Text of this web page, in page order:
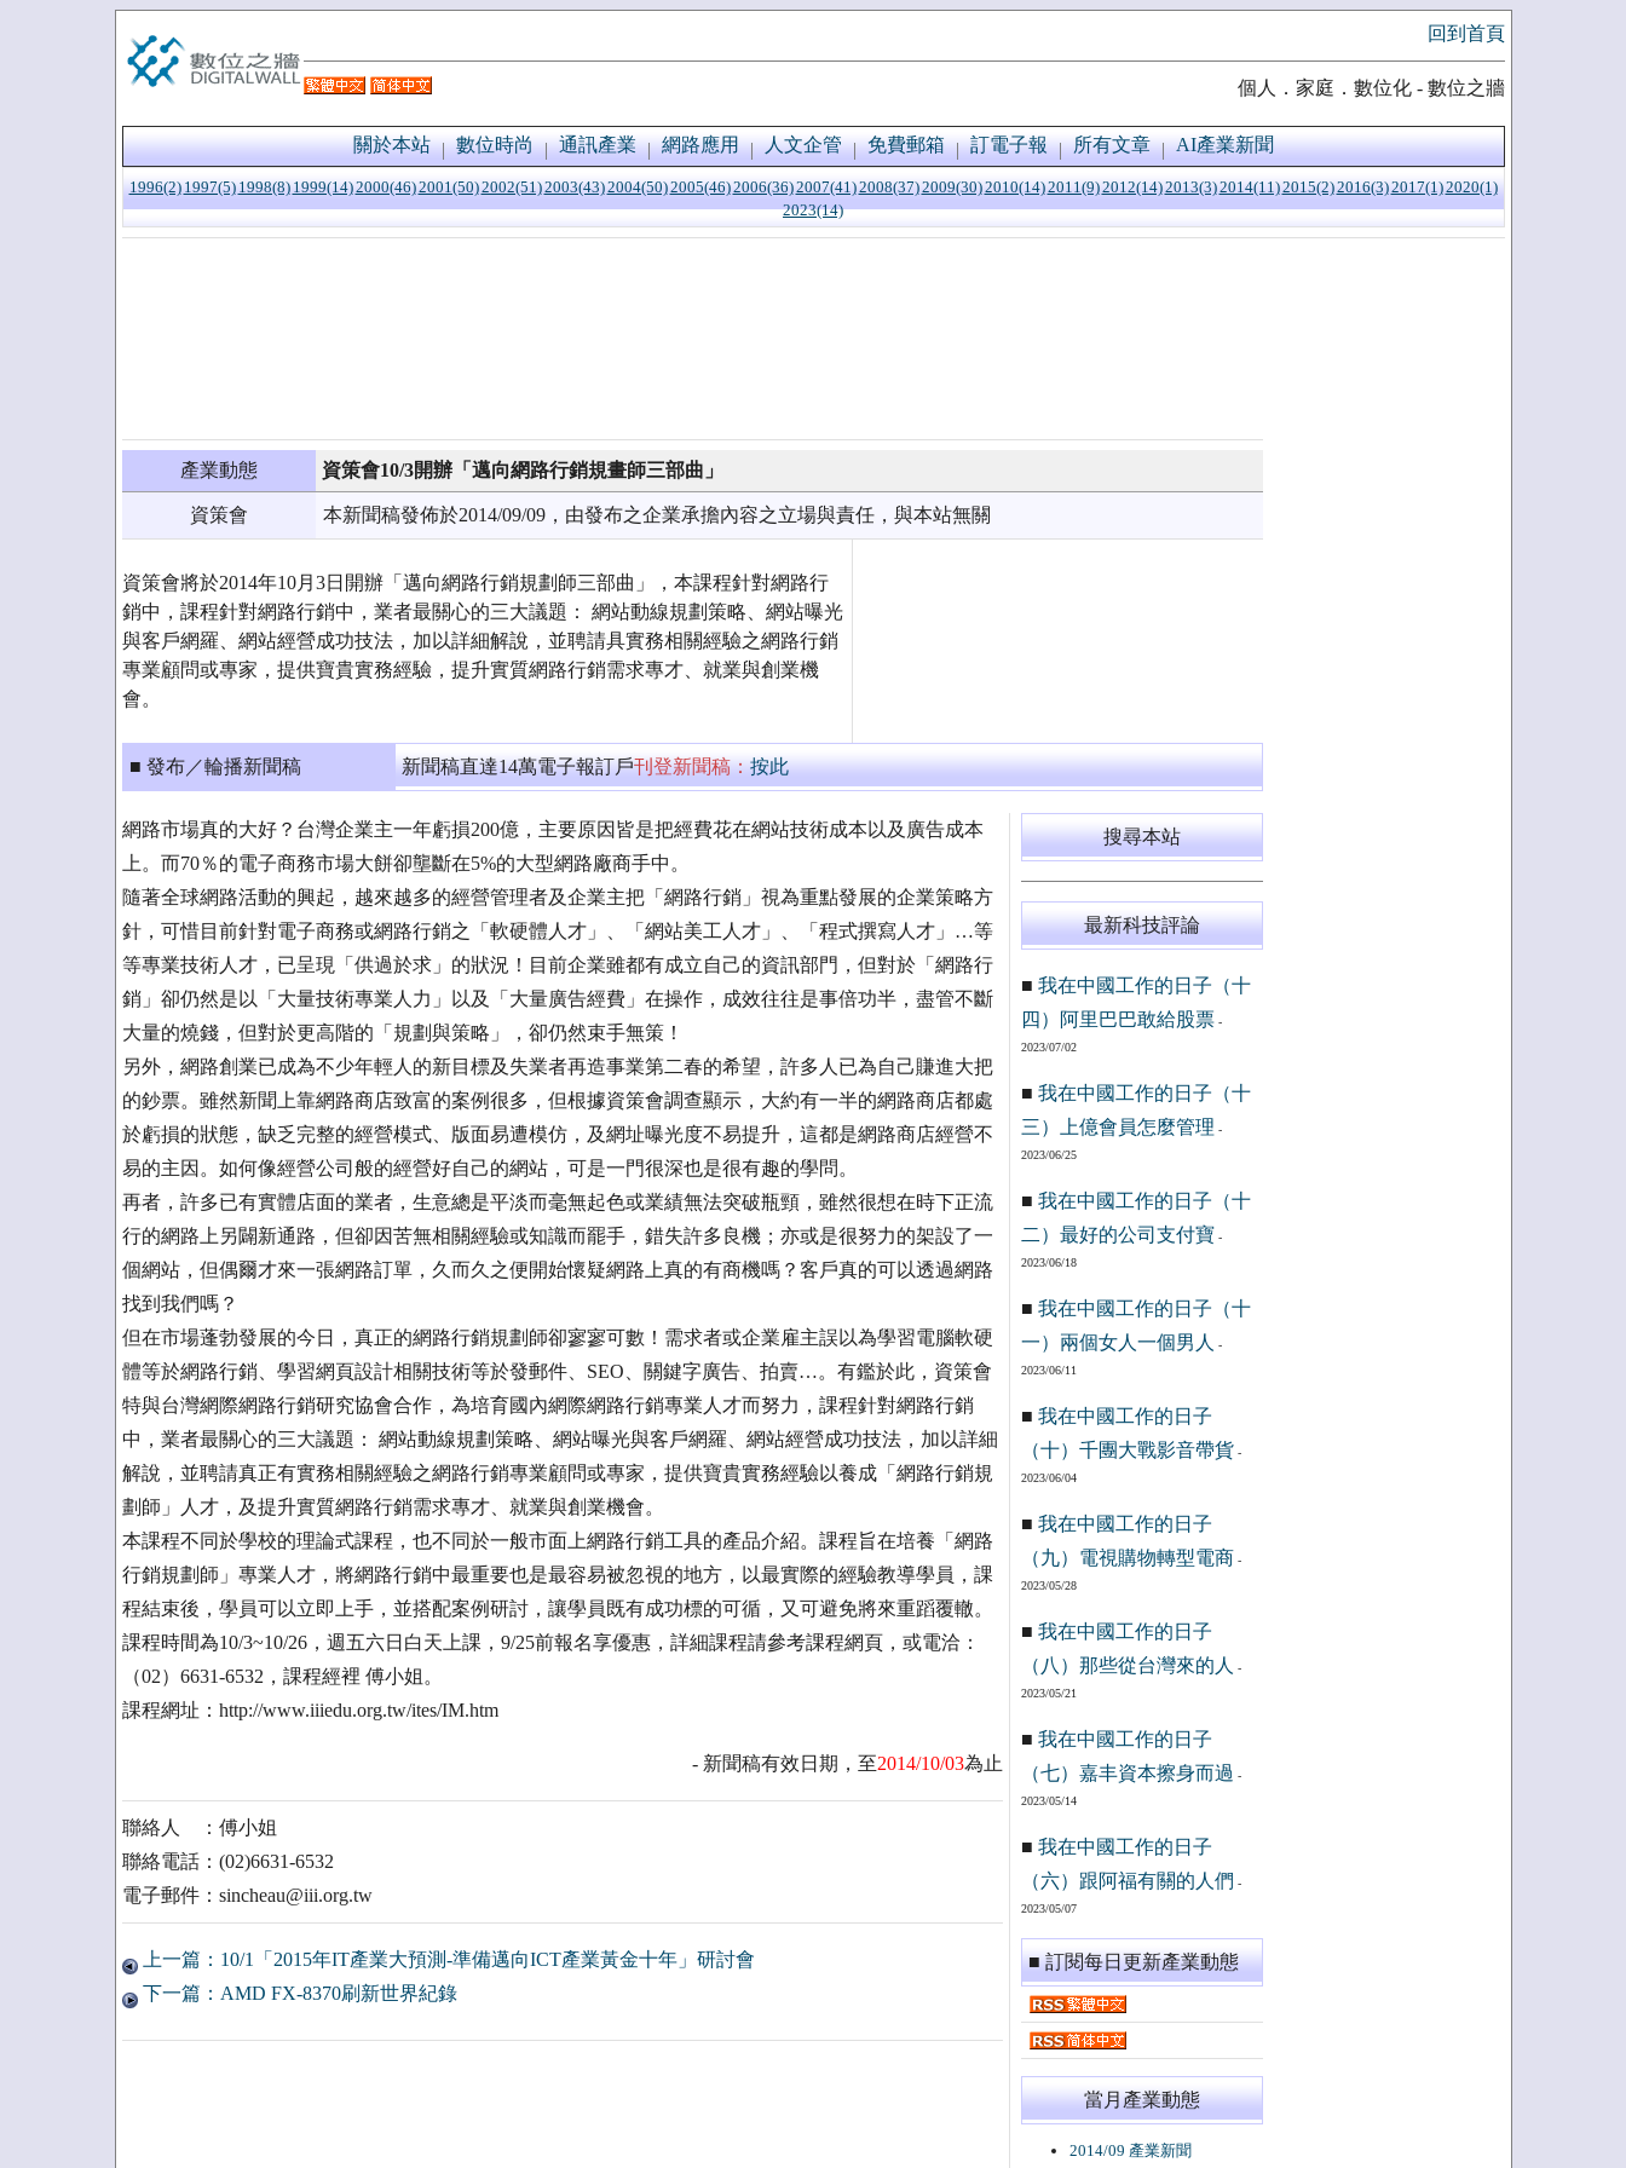
回到首頁
個人．家庭．數位化 - 數位之牆
關於本站 數位時尚 通訊產業 網路應用 人文企管 免費郵箱 訂電子報 所有文章 AI產業新聞
1996(2) 1997(5) 1998(8) 1999(14)2000(46)2001(50)2002(51)2003(43)2004(50)2005(46)2006(36)2007(41)2008(37)2009(30)2010(14)2011(9)2012(14)2013(3)2014(11)2015(2)2016(3)2017(1)2020(1)
2023(14)
產業動態 資策會10/3開辦「邁向網路行銷規畫師三部曲」
資策會 本新聞稿發佈於2014/09/09，由發布之企業承擔內容之立場與責任，與本站無關
資策會將於2014年10月3日開辦「邁向網路行銷規劃師三部曲」，本課程針對網路行
銷中，課程針對網路行銷中，業者最關心的三大議題： 網站動線規劃策略、網站曝光
與客戶網羅、網站經營成功技法，加以詳細解說，並聘請具實務相關經驗之網路行銷
專業顧問或專家，提供寶貴實務經驗，提升實質網路行銷需求專才、就業與創業機
會。
■ 發布／輪播新聞稿 新聞稿直達14萬電子報訂戶刊登新聞稿：按此
網路市場真的大好？台灣企業主一年虧損200億，主要原因皆是把經費花在網站技術成本以及廣告成本
上。而70％的電子商務市場大餅卻壟斷在5%的大型網路廠商手中。
隨著全球網路活動的興起，越來越多的經營管理者及企業主把「網路行銷」視為重點發展的企業策略方
針，可惜目前針對電子商務或網路行銷之「軟硬體人才」、「網站美工人才」、「程式撰寫人才」…等
等專業技術人才，已呈現「供過於求」的狀況！目前企業雖都有成立自己的資訊部門，但對於「網路行
銷」卻仍然是以「大量技術專業人力」以及「大量廣告經費」在操作，成效往往是事倍功半，盡管不斷
大量的燒錢，但對於更高階的「規劃與策略」，卻仍然束手無策！
另外，網路創業已成為不少年輕人的新目標及失業者再造事業第二春的希望，許多人已為自己賺進大把
的鈔票。雖然新聞上靠網路商店致富的案例很多，但根據資策會調查顯示，大約有一半的網路商店都處
於虧損的狀態，缺乏完整的經營模式、版面易遭模仿，及網址曝光度不易提升，這都是網路商店經營不
易的主因。如何像經營公司般的經營好自己的網站，可是一門很深也是很有趣的學問。
再者，許多已有實體店面的業者，生意總是平淡而毫無起色或業績無法突破瓶頸，雖然很想在時下正流
行的網路上另闢新通路，但卻因苦無相關經驗或知識而罷手，錯失許多良機；亦或是很努力的架設了一
個網站，但偶爾才來一張網路訂單，久而久之便開始懷疑網路上真的有商機嗎？客戶真的可以透過網路
找到我們嗎？
但在市場蓬勃發展的今日，真正的網路行銷規劃師卻寥寥可數！需求者或企業雇主誤以為學習電腦軟硬
體等於網路行銷、學習網頁設計相關技術等於發郵件、SEO、關鍵字廣告、拍賣…。有鑑於此，資策會
特與台灣網際網路行銷研究協會合作，為培育國內網際網路行銷專業人才而努力，課程針對網路行銷
中，業者最關心的三大議題： 網站動線規劃策略、網站曝光與客戶網羅、網站經營成功技法，加以詳細
解說，並聘請真正有實務相關經驗之網路行銷專業顧問或專家，提供寶貴實務經驗以養成「網路行銷規
劃師」人才，及提升實質網路行銷需求專才、就業與創業機會。
本課程不同於學校的理論式課程，也不同於一般市面上網路行銷工具的產品介紹。課程旨在培養「網路
行銷規劃師」專業人才，將網路行銷中最重要也是最容易被忽視的地方，以最實際的經驗教導學員，課
程結束後，學員可以立即上手，並搭配案例研討，讓學員既有成功標的可循，又可避免將來重蹈覆轍。
課程時間為10/3~10/26，週五六日白天上課，9/25前報名享優惠，詳細課程請參考課程網頁，或電洽：
（02）6631-6532，課程經裡 傅小姐。
課程網址：http://www.iiiedu.org.tw/ites/IM.htm
- 新聞稿有效日期，至2014/10/03為止
聯絡人 ：傅小姐
聯絡電話：(02)6631-6532
電子郵件：sincheau@iii.org.tw
上一篇：10/1「2015年IT產業大預測-準備邁向ICT產業黃金十年」研討會
下一篇：AMD FX-8370刷新世界紀錄
搜尋本站
最新科技評論
■ 我在中國工作的日子（十
四）阿里巴巴敢給股票-
2023/07/02
■ 我在中國工作的日子（十
三）上億會員怎麼管理 -
2023/06/25
■ 我在中國工作的日子（十
二）最好的公司支付寶 -
2023/06/18
■ 我在中國工作的日子（十
一）兩個女人一個男人
-
2023/06/11
■ 我在中國工作的日子
（十）千團大戰影音帶貨 -
2023/06/04
■ 我在中國工作的日子
（九）電視購物轉型電商 -
2023/05/28
■ 我在中國工作的日子
（八）那些從台灣來的人
-
2023/05/21
■ 我在中國工作的日子
（七）嘉丰資本擦身而過 -
2023/05/14
■ 我在中國工作的日子
（六）跟阿福有關的人們 -
2023/05/07
■ 訂閱每日更新產業動態
當月產業動態
2014/09 產業新聞